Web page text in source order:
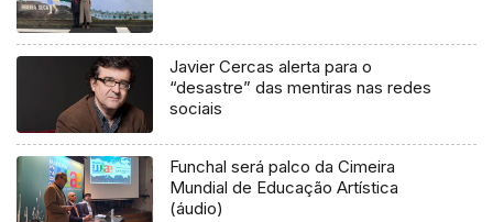
Javier Cercas alerta para o
“desastre” das mentiras nas redes
sociais
Funchal será palco da Cimeira
Mundial de Educação Artística
(áudio)